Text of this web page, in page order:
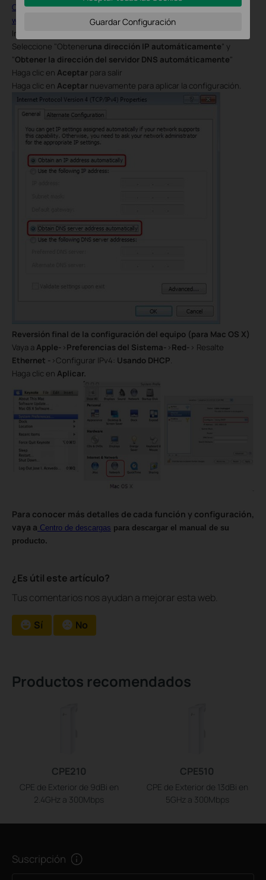
Cómo iniciar sesión en Pharos&rsquo. ¿página de administración
web?
Ir a
Seleccione "Obteneruna dirección IP automáticamente” y
"Obtener la dirección del servidor DNS automáticamente"
Haga clic en Aceptar para salir
Haga clic en Aceptar nuevamente para aplicar la configuración.
Reversión final de la configuración del equipo (para Mac OS X)
Vaya a Apple- >Preferencias del Sistema- >Red- > Resalte
Ethernet - >Configurar IPv4: Usando DHCP.
Haga clic en Aplicar.
Para conocer más detalles de cada función y configuración,
vaya a Centro de descargas para descargar el manual de su
producto.
¿Es útil este artículo?
Tus comentarios nos ayudan a mejorar esta web.
Sí No
Productos recomendados
CPE210
CPE de Exterior de 9dBi en
2.4GHz a 300Mbps
CPE510
CPE de Exterior de 13dBi en
5GHz a 300Mbps
Suscripción
Guardar Configuración